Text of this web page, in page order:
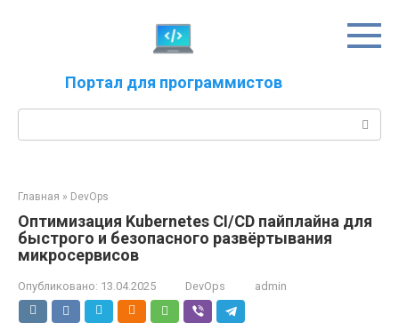
Портал для программистов
Главная » DevOps
Оптимизация Kubernetes CI/CD пайплайна для
быстрого и безопасного развёртывания
микросервисов
Опубликовано: 13.04.2025 DevOps admin